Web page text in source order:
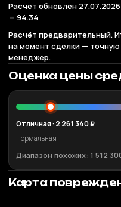
Расчет обновлен 27.07.2026
= 94.34
Расчёт предварительный.
на момент сделки —
менеджер.
Оценка цены
Отличная · 2 261 340 ₽
Нормальная
Диапазон похожих: 1 512
Карта